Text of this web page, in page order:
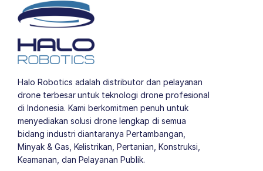
Halo Robotics adalah distributor dan pelayanan
drone terbesar untuk teknologi drone profesional
di Indonesia. Kami berkomitmen penuh untuk
menyediakan solusi drone lengkap di semua
bidang industri diantaranya Pertambangan,
Minyak & Gas, Kelistrikan, Pertanian, Konstruksi,
Keamanan, dan Pelayanan Publik.